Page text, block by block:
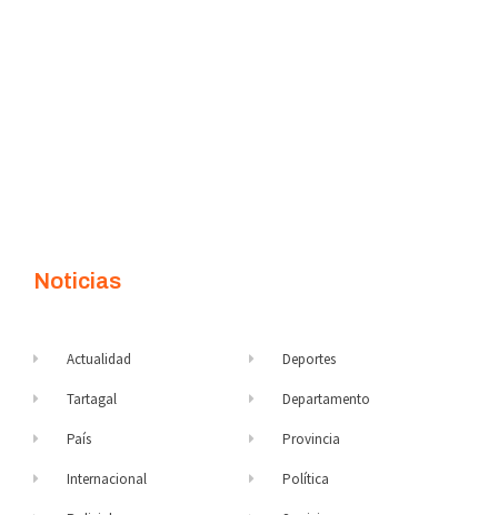
Noticias
Actualidad
Tartagal
País
Internacional
Deportes
Departamento
Provincia
Política